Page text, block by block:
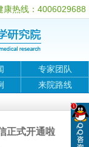
康热线：4006029688
专家团队
来院路线
正式开通啦